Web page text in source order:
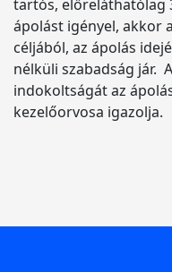
tartós, előreláthatólag
ápolást igényel, akkor
céljából, az ápolás
nélküli szabadság jár.
indokoltságát az
kezelőorvosa igazolja.